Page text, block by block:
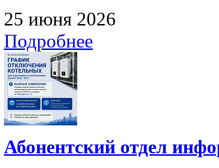
25 июня 2026
Подробнее
Абонентский отдел